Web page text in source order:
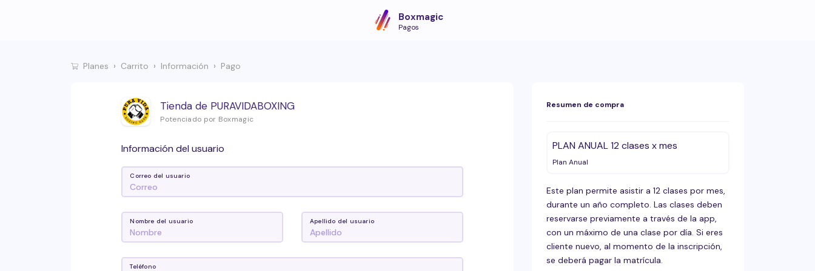
Boxmagic
Pagos
Planes Carrito Información Pago
Tienda de PURAVIDABOXING
Potenciado por Boxmagic
Información del usuario
Correo del usuario
Nombre del usuario Apellido del usuario
Teléfono
Resumen de compra
PLAN ANUAL 12 clases x mes
Plan Anual
Este plan permite asistir a 12 clases por mes,
durante un año completo. Las clases deben
reservarse previamente a través de la app,
con un máximo de una clase por día. Si eres
cliente nuevo, al momento de la inscripción,
se deberá pagar la matrícula.